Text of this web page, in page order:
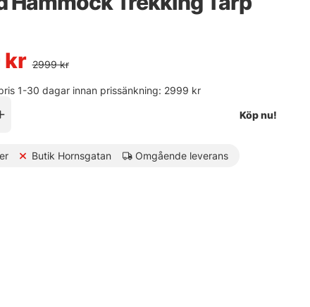
2999kr
kr
1-30 dagar innan prissänkning: 2999 kr
Köp nu!
Butik Hornsgatan Omgående leverans